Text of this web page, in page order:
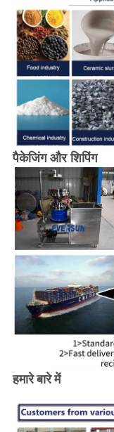
पैकेजिंग और शिपिंग
हमारे बारे में